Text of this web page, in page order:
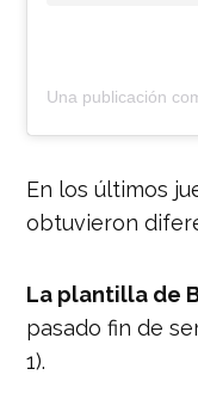
En los últimos
obtuvieron
La plantilla de
pasado fin de
1).